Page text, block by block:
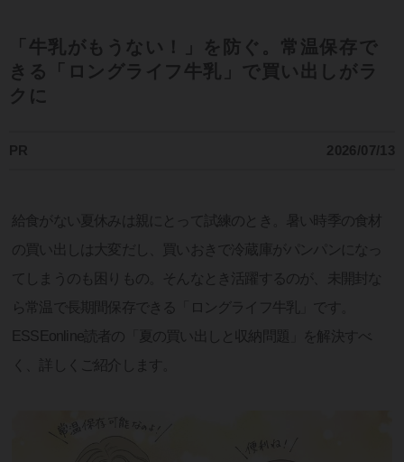
「牛乳がもうない！」を防ぐ。常温保存で
きる「ロングライフ牛乳」で買い出しがラ
クに
PR 2026/07/13
給食がない夏休みは親にとって試練のとき。暑い時季の食材
の買い出しは大変だし、買いおきで冷蔵庫がパンパンになっ
てしまうのも困りもの。そんなとき活躍するのが、未開封な
ら常温で長期間保存できる「ロングライフ牛乳」です。
ESSEonline読者の「夏の買い出しと収納問題」を解決すべ
く、詳しくご紹介します。